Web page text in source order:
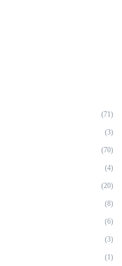
(71)
(3)
(70)
(4)
(20)
(8)
(6)
(3)
(1)